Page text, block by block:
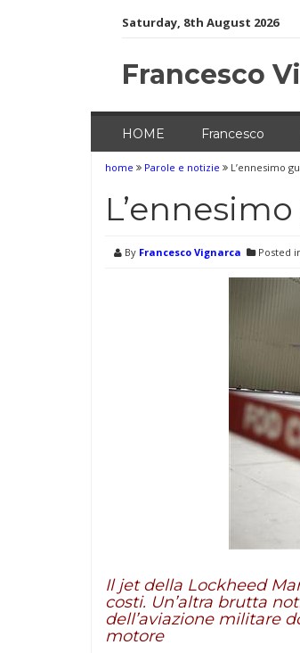
Saturday, 8th August 2026
Francesco
HOME Francesco
home Parole e notizie L’ennesimo
By Francesco Vignarca Posted
Il jet della Lockheed
costi. Un’altra brutta
dell’aviazione militare
motore